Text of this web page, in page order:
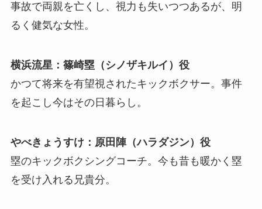
事故で両親を亡くし、視力も失いつつあるが、明
るく健気な女性。
横浜流星：篠崎塁（シノザキルイ）役
かつて将来を有望視されたキックボクサー。事件
を起こし今はその日暮らし。
やべきょうすけ：原田陣（ハラダジン）役
塁のキックボクシングコーチ。今も昔も暖かく塁
を受け入れる兄貴分。